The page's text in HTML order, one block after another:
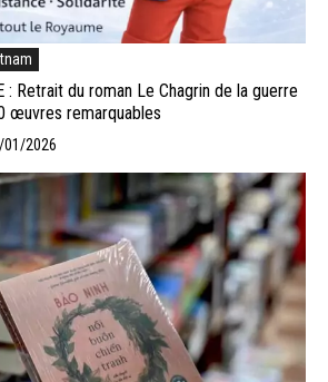
: Retrait du roman Le Chagrin de la guerre
œuvres remarquables
01/2026